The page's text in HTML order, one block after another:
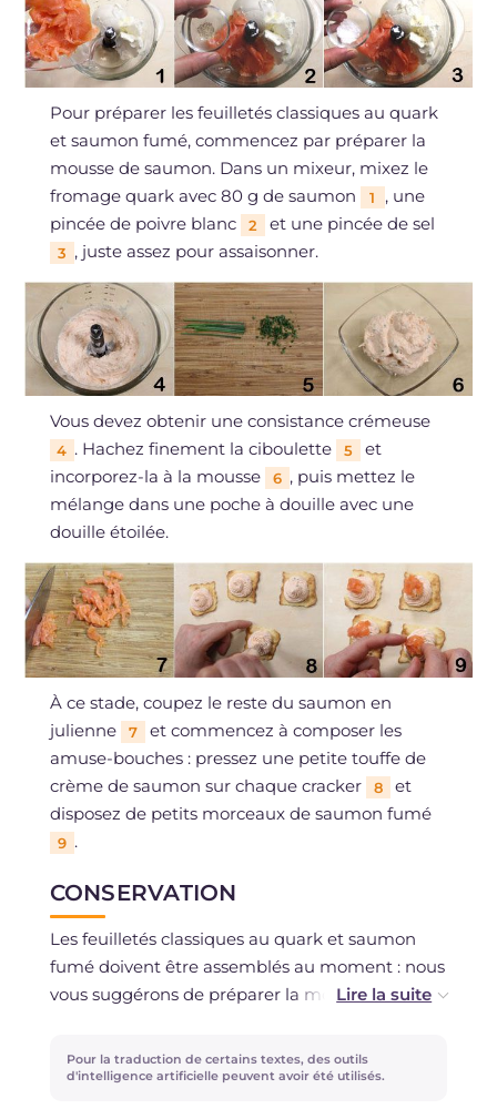
Pour préparer les feuilletés classiques au quark
et saumon fumé, commencez par préparer la
mousse de saumon. Dans un mixeur, mixez le
fromage quark avec 80 g de saumon
1
, une
pincée de poivre blanc
2 et une pincée de sel
3 , juste assez pour assaisonner.
Vous devez obtenir une consistance crémeuse
4 . Hachez finement la ciboulette 5
et
incorporez-la à la mousse
6 , puis mettez le
mélange dans une poche à douille avec une
douille étoilée.
À ce stade, coupez le reste du saumon en
julienne
7
et commencez à composer les
amuse-bouches : pressez une petite touffe de
crème de saumon sur chaque cracker
8
et
disposez de petits morceaux de saumon fumé
9 .
CONSERVATION
Les feuilletés classiques au quark et saumon
fumé doivent être assemblés au moment : nous
vous suggérons de préparer la mousse à
jusqu'au moment de l'assemblage des
feuilletés. Il est conseillé de manger les
Pour la traduction de certains textes, des outils
d'intelligence artificielle peuvent avoir été utilisés.